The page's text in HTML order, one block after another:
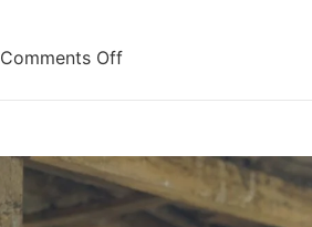
Comments Off